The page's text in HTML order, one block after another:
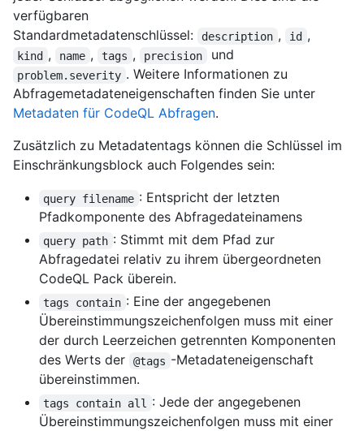
verfügbaren
Standardmetadatenschlüssel:
description , id ,
kind , name , tags , precision und
problem.severity . Weitere Informationen zu
Abfragemetadateneigenschaften finden Sie unter
Metadaten für CodeQL Abfragen.
Zusätzlich zu Metadatentags können die Schlüssel im
Einschränkungsblock auch Folgendes sein:
query filename : Entspricht der letzten
Pfadkomponente des Abfragedateinamens
query path : Stimmt mit dem Pfad zur
Abfragedatei relativ zu ihrem übergeordneten
CodeQL Pack überein.
tags contain : Eine der angegebenen
Übereinstimmungszeichenfolgen muss mit einer
der durch Leerzeichen getrennten Komponenten
des Werts der
@tags -Metadateneigenschaft
übereinstimmen.
tags contain all
: Jede der angegebenen
Übereinstimmungszeichenfolgen muss mit einer